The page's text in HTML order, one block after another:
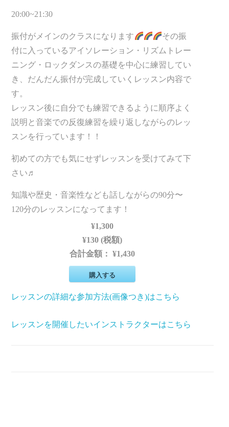
20:00~21:30
振付がメインのクラスになります
その振
付に入っているアイソレーション・リズムトレー
ニング・ロックダンスの基礎を中心に練習してい
き、だんだん振付が完成していくレッスン内容で
す。
レッスン後に自分でも練習できるように順序よく
説明と音楽での反復練習を繰り返しながらのレッ
スンを行っています！！
初めての方でも気にせずレッスンを受けてみて下
さい♬
知識や歴史・音楽性なども話しながらの90分〜
120分のレッスンになってます！
¥1,300
¥130 (税額)
合計金額：¥1,430
購入する
レッスンの詳細な参加方法(画像つき)はこちら
レッスンを開催したいインストラクターはこちら